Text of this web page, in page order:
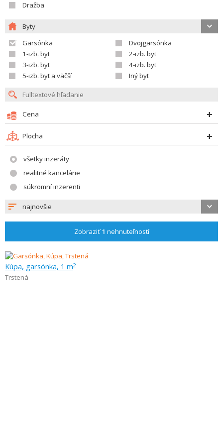
Dražba
Byty
Garsónka
Dvojgarsónka
1-izb. byt
2-izb. byt
3-izb. byt
4-izb. byt
5-izb. byt a väčší
Iný byt
Cena
Plocha
všetky inzeráty
realitné kancelárie
súkromní inzerenti
najnovšie
Zobraziť1 nehnuteľností
Kúpa, garsónka, 1 m2
Trstená